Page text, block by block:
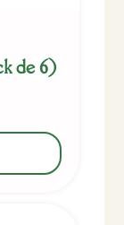
de 6)